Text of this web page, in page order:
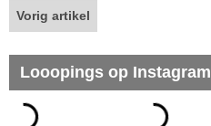
Vorig artikel
Looopings op Instagram